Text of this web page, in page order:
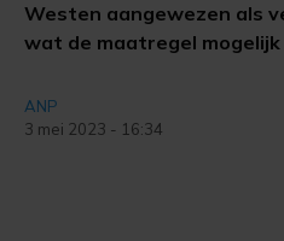
Westen aangewezen als
wat de maatregel
ANP
3 mei 2023 - 16:34